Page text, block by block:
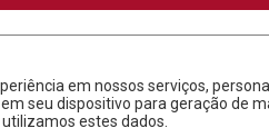
em nossos serviços,
seu dispositivo para geração de
estes dados.
30. CRECI 2203-J ©
Feito